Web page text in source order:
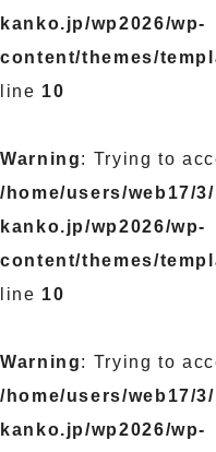
kanko.jp/wp2026/wp-
content/themes/
line 10
Warning: Trying to
/home/users/web17/
kanko.jp/wp2026/wp-
content/themes/
line 10
Warning: Trying to
/home/users/web17/
kanko.jp/wp2026/wp-